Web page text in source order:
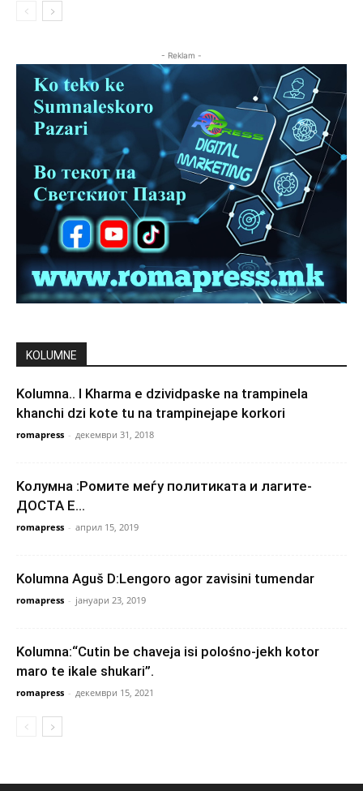
- Reklam -
KOLUMNE
Kolumna.. I Kharma e dzividpaske na trampinela
khanchi dzi kote tu na trampinejape korkori
romapress - декември 31, 2018
Kолумна :Ромите меѓу политиката и лагите-
ДОСТА Е…
romapress - април 15, 2019
Kolumna Aguš D:Lengoro agor zavisini tumendar
romapress - јануари 23, 2019
Kolumna:“Cutin be chaveja isi polośno-jekh kotor
maro te ikale shukari”.
romapress - декември 15, 2021